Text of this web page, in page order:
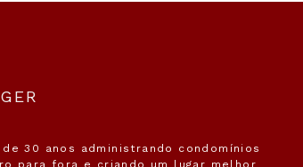
de 30 anos administrando condomínios
para fora e criando um lugar melhor